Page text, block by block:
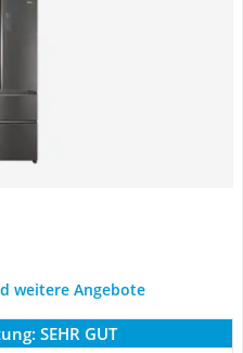
weitere Angebote
SEHR GUT